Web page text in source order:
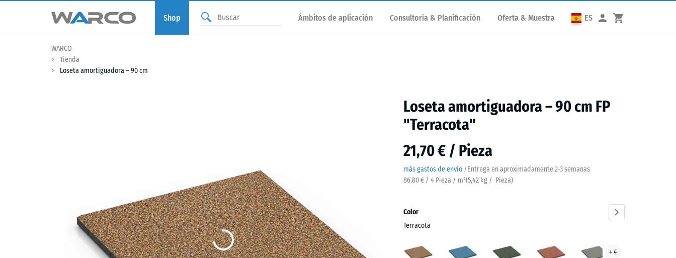
Shop Ámbitos de aplicación Consultoría & Planificación Oferta & Muestra ES
WARCO
Tienda
Loseta amortiguadora – 90 cm
Loseta amortiguadora – 90 cm FP
"Terracota"
21,70 € / Pieza
más gastos de envío /Entrega en aproximadamente2-3 semanas
86,80 € / 4 Pieza / m²(5,42 kg / Pieza)
Color
Terracota
(active)
inglés
gris
+ 4